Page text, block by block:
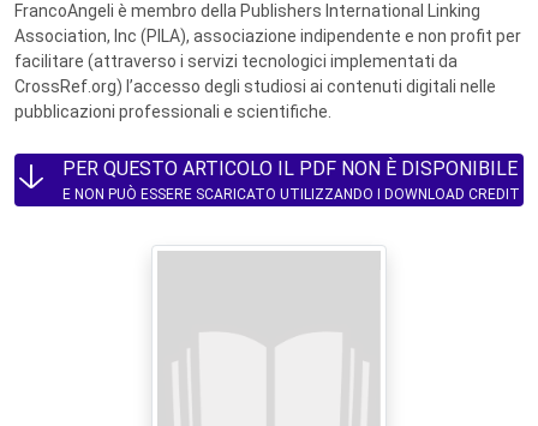
FrancoAngeli è membro della Publishers International Linking
Association, Inc (PILA), associazione indipendente e non profit per
facilitare (attraverso i servizi tecnologici implementati da
CrossRef.org) l’accesso degli studiosi ai contenuti digitali nelle
pubblicazioni professionali e scientifiche.
PER QUESTO ARTICOLO IL PDF NON È DISPONIBILE
E NON PUÒ ESSERE SCARICATO UTILIZZANDO I DOWNLOAD CREDIT